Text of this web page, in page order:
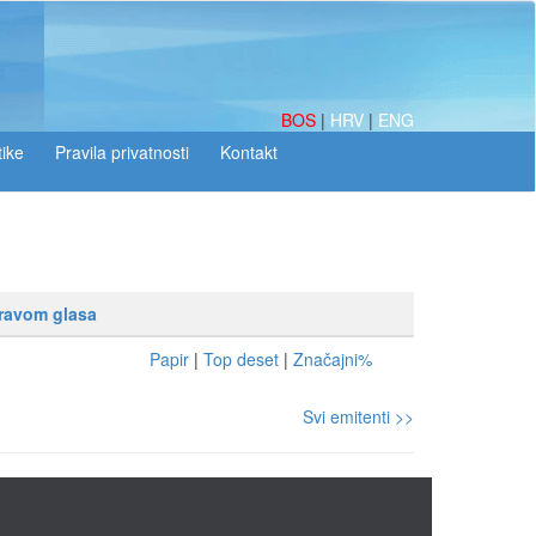
BOS | HRV | ENG
glasa
Papir | Top deset | Značajni%
Svi emitenti >>